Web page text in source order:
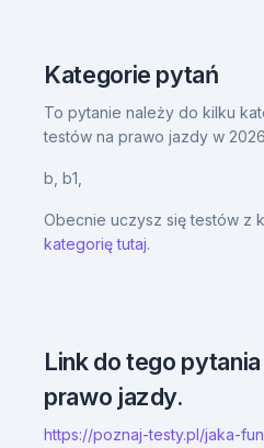
Kategorie pytań
To pytanie należy do kilku
testów na prawo jazdy w
b, b1,
Obecnie uczysz się testów z
kategorię tutaj.
Link do tego
prawo jazdy.
https://poznaj-testy.pl/jaka-